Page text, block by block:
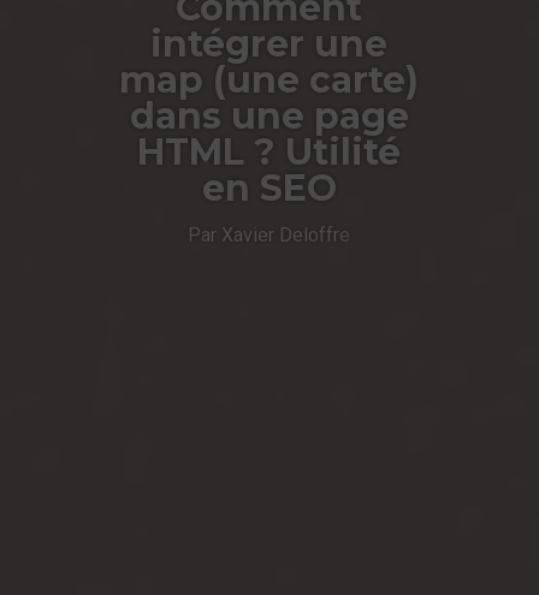
intégrer une
map (une carte)
dans une page
HTML ? Utilité
en SEO
Par Xavier Deloffre